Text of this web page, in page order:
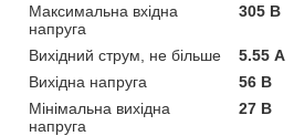
Максимальна вхідна
напруга
305 В
Вихідний струм, не більше
5.55 А
Вихідна напруга
56 В
Мінімальна вихідна
напруга
27 В